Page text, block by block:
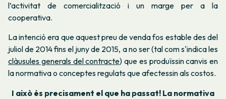
l’activitat de comercialització i un marge per a la
cooperativa.
La intenció era que aquest preu de venda fos estable des del
juliol de 2014 fins el juny de 2015, a no ser (tal com s'indica les
clàusules generals del contracte) que es produïssin canvis en
la normativa o conceptes regulats que afectessin als costos.
I això és precisament el que ha passat! La normativa